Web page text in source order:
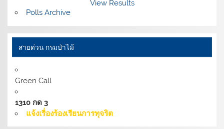
View Results
Polls Archive
สายด่วน กรมป่าไม้
Green Call
1310 กด 3
แจ้งเรื่องร้องเรียนการทุจริต